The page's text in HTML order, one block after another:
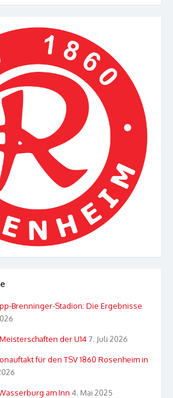
Brenninger-Stadion: Die Ergebnisse
der U14 7. Juli 2026
für den TSV 1860 Rosenheim in
am Inn 4. Mai 2025